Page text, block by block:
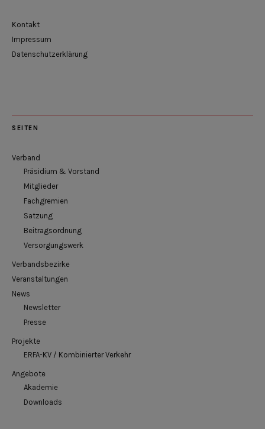
Kontakt
Impressum
Datenschutzerklärung
SEITEN
Verband
Präsidium & Vorstand
Mitglieder
Fachgremien
Satzung
Beitragsordnung
Versorgungswerk
Verbandsbezirke
Veranstaltungen
News
Newsletter
Presse
Projekte
ERFA-KV / Kombinierter Verkehr
Angebote
Akademie
Downloads